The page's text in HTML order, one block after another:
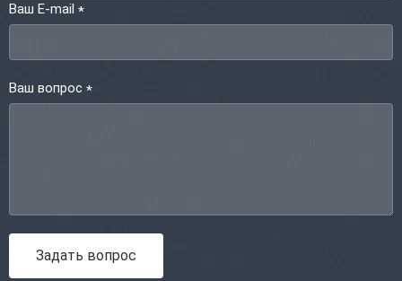
Ваш E-mail *
Ваш вопрос *
Задать вопрос